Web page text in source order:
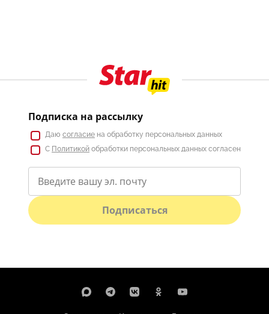
Подписка на рассылку
Даю согласие на обработку персональных данных
С Политикой обработки персональных данных согласен
Подписаться